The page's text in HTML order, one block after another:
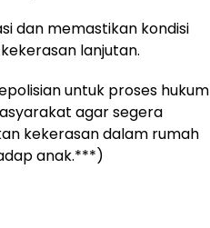
dan memastikan kondisi
lanjutan.
untuk proses hukum
agar segera
kekerasan dalam rumah
anak.***)